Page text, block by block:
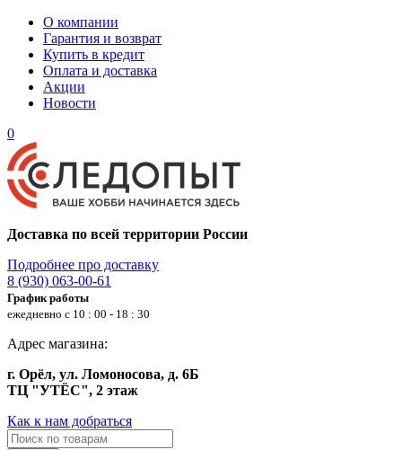
О компании
Гарантия и возврат
Купить в кредит
Оплата и доставка
Акции
Новости
0
Доставка по всей территории России
Подробнее про доставку
8 (930) 063-00-61
График работы
ежедневно с 10 : 00 - 18 : 30
Адрес магазина:
г. Орёл, ул. Ломоносова, д. 6Б
ТЦ "УТЁС", 2 этаж
Как к нам добраться